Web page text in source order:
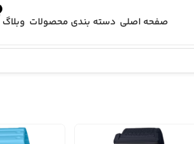
صفحه اصلی دسته بندی محصولات وبلاگ